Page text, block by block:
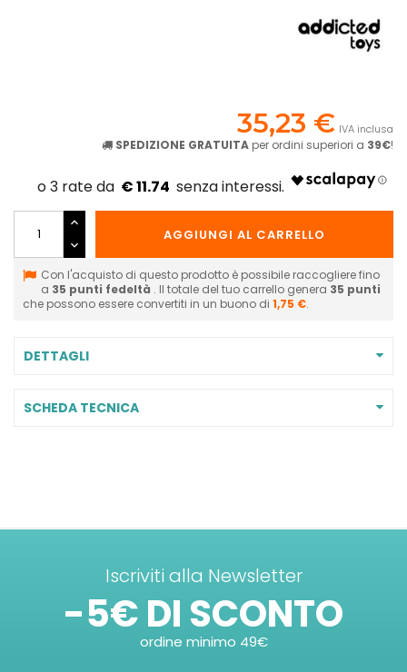
35,23 € IVA inclusa
SPEDIZIONE GRATUITA per ordini superiori a 39€!
€ 11.74
AGGIUNGI AL CARRELLO
Con l'acquisto di questo prodotto è possibile raccogliere fino
a 35 punti fedeltà . Il totale del tuo carrello genera 35 punti
che possono essere convertiti in un buono di 1,75 €.
DETTAGLI
SCHEDA TECNICA
Iscriviti alla Newsletter
-5€ DI SCONTO
ordine minimo 49€